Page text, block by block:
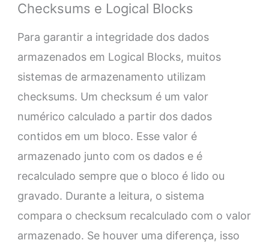
Checksums e Logical Blocks
Para garantir a integridade dos dados
armazenados em Logical Blocks, muitos
sistemas de armazenamento utilizam
checksums. Um checksum é um valor
numérico calculado a partir dos dados
contidos em um bloco. Esse valor é
armazenado junto com os dados e é
recalculado sempre que o bloco é lido ou
gravado. Durante a leitura, o sistema
compara o checksum recalculado com o valor
armazenado. Se houver uma diferença, isso